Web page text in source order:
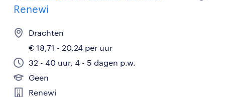
Renewi
Drachten
€ 18,71 - 20,24 per uur
32 - 40 uur, 4 - 5 dagen p.w.
Geen
Renewi